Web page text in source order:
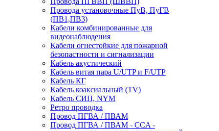
Провода установочные ПуВ, ПуГВ
(ПВ1,ПВ3)
Кабели комбинированные для
видеонаблюдения
Кабели огнестойкие для пожарной
безопастности и сигнализации
Кабель акустический
Кабель витая пара U/UTP и F/UTP
Кабель КГ
Кабель коаксиальный (TV)
Кабель СИП, NYM
Ретро проводка
Провод ПГВА / ПВАМ
Провод ПГВА / ПВАМ - CCA -